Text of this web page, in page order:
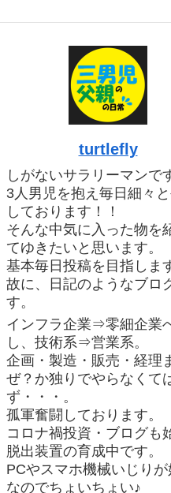
turtlefly
しがないサラリーマンで
3人男児を抱え毎日細々
しております！！
そんな中気に入った物を
てゆきたいと思います。
基本毎日投稿を目指しま
故に、日記のようなブロ
す。
インフラ企業⇒零細企業
し、技術系⇒営業系。
企画・製造・販売・経理
ぜ？か独りでやらなくて
ず・・・。
孤軍奮闘しております。
コロナ禍投資・ブログも
脱出装置の育成中です。
PCやスマホ機械いじりが
なのでちょいちょい♪